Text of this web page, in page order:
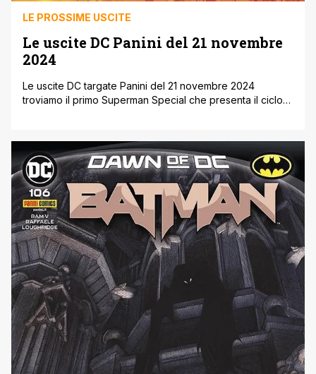
LE PROSSIME USCITE
Le uscite DC Panini del 21 novembre
2024
Le uscite DC targate Panini del 21 novembre 2024
troviamo il primo Superman Special che presenta il ciclo
raccolta in volume di Dark Knights of Steel e del Batman
di Tom King, mentre viene riproposta in formato Omnibus
la classica serie [']